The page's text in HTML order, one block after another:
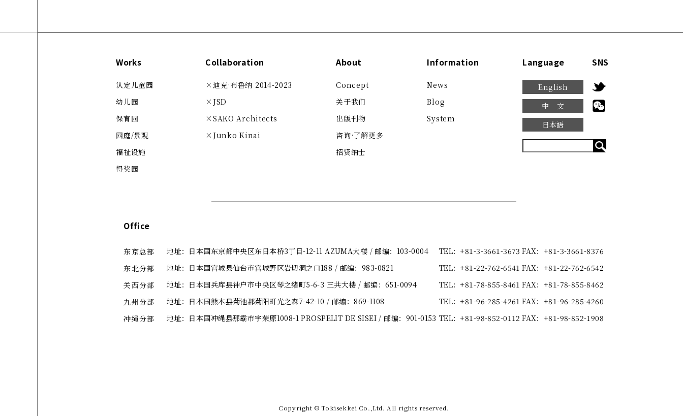
Works
认定儿童园
幼儿园
保育园
园庭/景观
福祉设施
得奖园
Collaboration
×迪克·布鲁纳 2014-2023
×JSD
×SAKO Architects
×Junko Kinai
About
Concept
关于我们
出版刊物
咨询·了解更多
招贤纳士
Information
News
Blog
System
Language
English
中文
日本語
SNS
Office
东京总部 地址：日本国东京都中央区东日本桥3丁目-12-11 AZUMA大楼 / 邮编：103-0004 TEL +81-3-3661-3673 FAX
+81-3-3661-8376
东北分部
地址：日本国宫城县仙台市宫城野区岩切洞之口188 / 邮编：983-0821 TEL +81-22-762-6541 FAX
+81-22-762-6542
关西分部
地址：日本国兵库县神户市中央区琴之绪町5-6-3 三共大楼 / 邮编：651-0094 TEL +81-78-855-8461 FAX
+81-78-855-8462
九州分部
地址：日本国熊本县菊池郡菊阳町光之森7-42-10 / 邮编：869-1108 TEL +81-96-285-4261 FAX
+81-96-285-4260
冲绳分部
地址：日本国冲绳县那霸市宇荣原1008-1 PROSPELIT DE SISEI / 邮编：901-0153 TEL +81-98-852-0112 FAX +81-98-852-1908
Copyright© Tokisekkei Co.,Ltd. All rights reserved.